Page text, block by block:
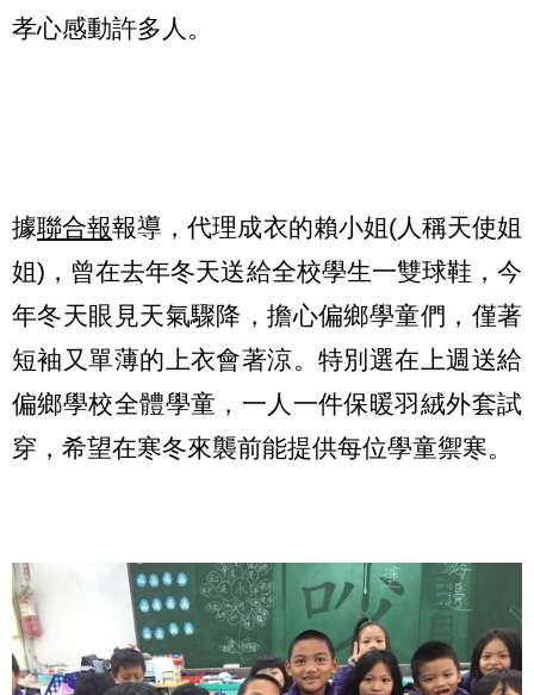
孝心感動許多人。
據聯合報報導，代理成衣的賴小姐(人稱天使姐
姐)，曾在去年冬天送給全校學生一雙球鞋，今
年冬天眼見天氣驟降，擔心偏鄉學童們，僅著
短袖又單薄的上衣會著涼。特別選在上週送給
偏鄉學校全體學童，一人一件保暖羽絨外套試
穿，希望在寒冬來襲前能提供每位學童禦寒。